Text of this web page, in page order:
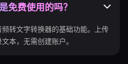
免费使用的吗？
转文字转换器的基础功能。上传
本，无需创建账户。